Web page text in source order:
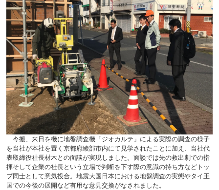
今搬、来日を機に地盤調査機「ジオカルテ」による実際の調査の様子
を当社が本社を置く京都府綾部市内にて見学されたことに加え、当社代
表取締役社長材木との面談が実現しました。面談では先の救出劇での指
揮そして企業の社長という立場で判断を下す際の意識の持ち方などトッ
プ同士として意気投合。地震大国日本における地盤調査の実態やタイ王
国での今後の展開など有用な意見交換がなされました。